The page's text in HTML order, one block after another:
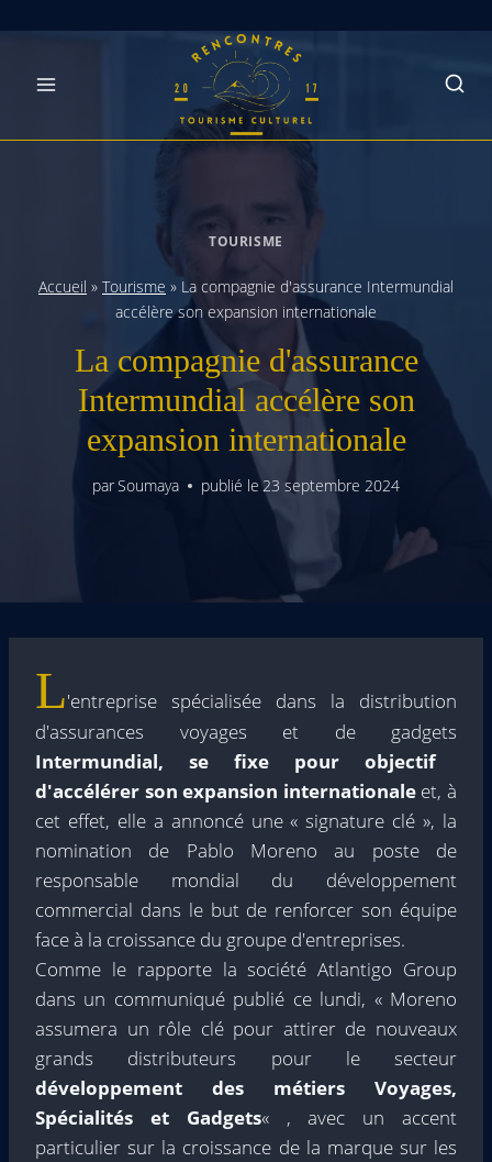
TOURISME
Accueil » Tourisme » La compagnie d'assurance Intermundial
accélère son expansion internationale
La compagnie d'assurance
Intermundial accélère son
expansion internationale
parSoumaya publié le 23 septembre 2024
L'entreprise spécialisée dans la distribution
d'assurances voyages et de gadgets
Intermundial, se fixe pour objectif
d'accélérer son expansion internationale et, à
cet effet, elle a annoncé une « signature clé », la
nomination de Pablo Moreno au poste de
responsable mondial du développement
commercial dans le but de renforcer son équipe
face à la croissance du groupe d'entreprises.
Comme le rapporte la société Atlantigo Group
dans un communiqué publié ce lundi, « Moreno
assumera un rôle clé pour attirer de nouveaux
grands distributeurs pour le secteur
développement des métiers Voyages,
Spécialités et Gadgets« , avec un accent
particulier sur la croissance de la marque sur les